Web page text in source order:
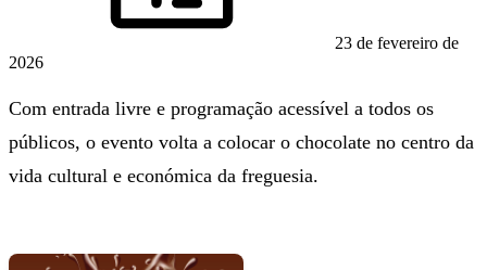
23 de fevereiro de
2026
Com entrada livre e programação acessível a todos os
públicos, o evento volta a colocar o chocolate no centro da
vida cultural e económica da freguesia.